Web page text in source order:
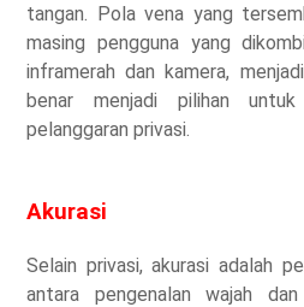
tangan. Pola vena yang
masing pengguna yang
inframerah dan kamera,
benar menjadi pilihan untuk
pelanggaran privasi.
Akurasi
Selain privasi, akurasi adalah
antara pengenalan wajah